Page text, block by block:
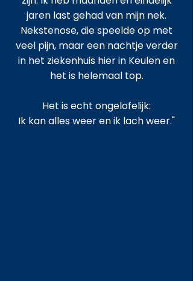
jaren last gehad van mijn nek.
Nekstenose, die speelde op met
veel pijn, maar een nachtje verder
in het ziekenhuis hier in Keulen en
het is helemaal top.
Het is echt ongelofelijk:
Ik kan alles weer en ik lach weer."